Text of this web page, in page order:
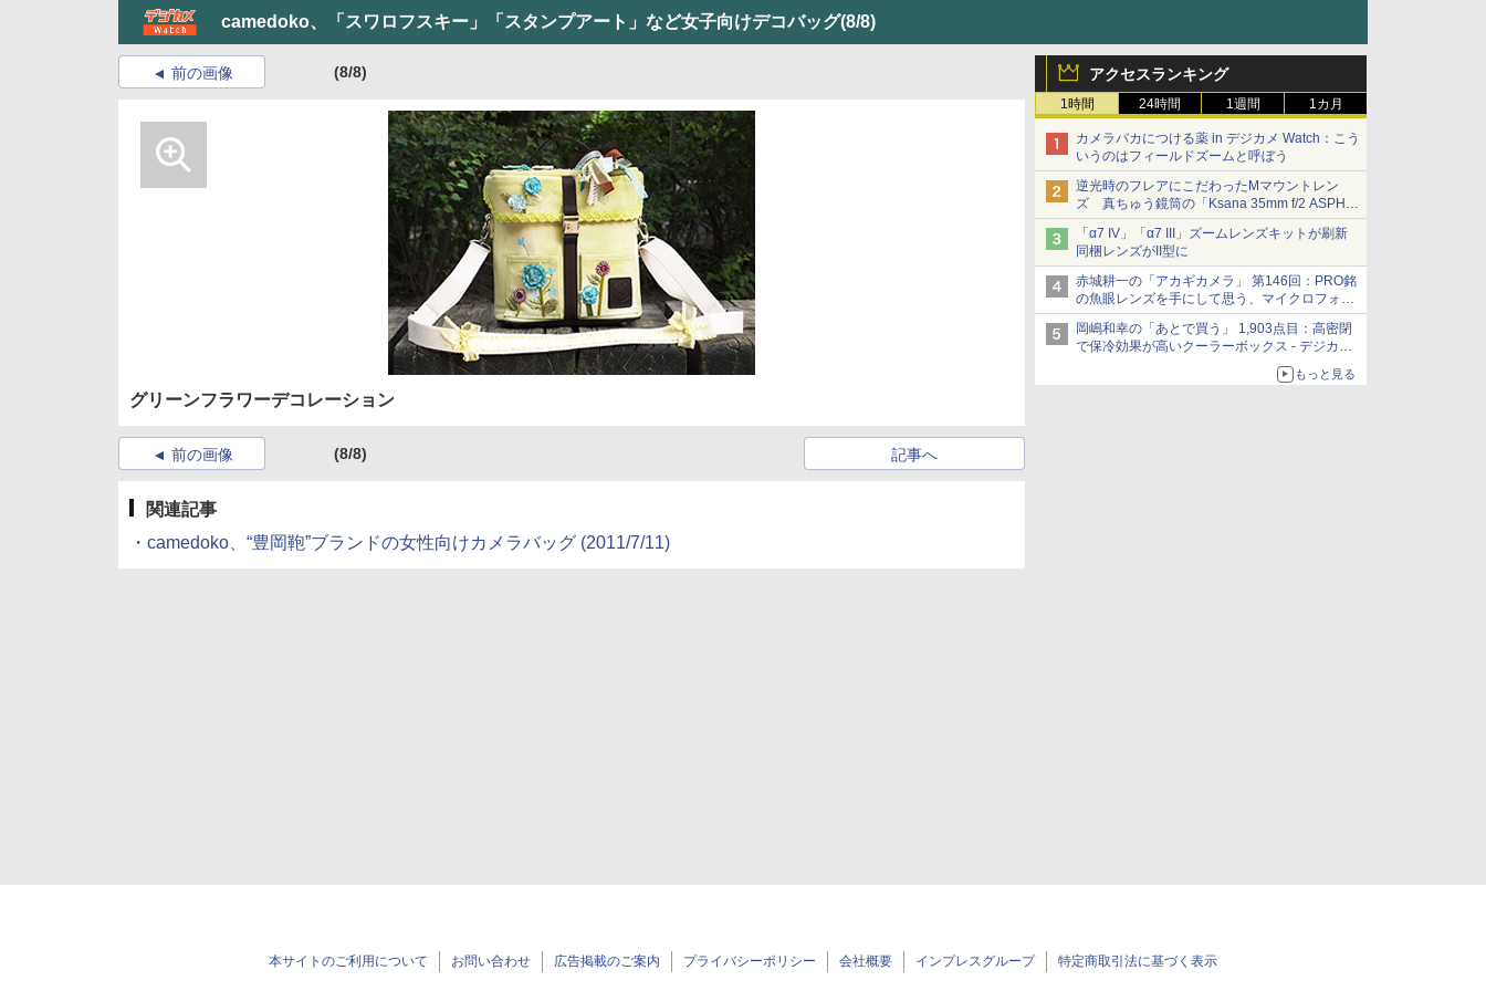
camedoko、「スワロフスキー」「スタンプアート」など女子向けデコバッグ(8/8)
アクセスランキング
1時間 24時間 1週間 1カ月
カメラバカにつける薬 in デジカメ Watch：こう
いうのはフィールドズームと呼ぼう
逆光時のフレアにこだわったMマウントレン
ズ 真ちゅう鏡筒の「Ksana 35mm f/2 ASPH.
シルバークローム」
「α7 IV」「α7 III」ズームレンズキットが刷新
同梱レンズがII型に
赤城耕一の「アカギカメラ」 第146回：PRO銘
の魚眼レンズを手にして思う、マイクロフォー
サーズへの期待と可能性
岡嶋和幸の「あとで買う」 1,903点目：高密閉
で保冷効果が高いクーラーボックス - デジカメ
もっと見る
前の画像 (8/8)
グリーンフラワーデコレーション
前の画像 (8/8) 記事へ
関連記事
・ camedoko、“豊岡鞄”ブランドの女性向けカメラバッグ (2011/7/11)
本サイトのご利用について お問い合わせ 広告掲載のご案内 プライバシーポリシー 会社概要 インプレスグループ 特定商取引法に基づく表示